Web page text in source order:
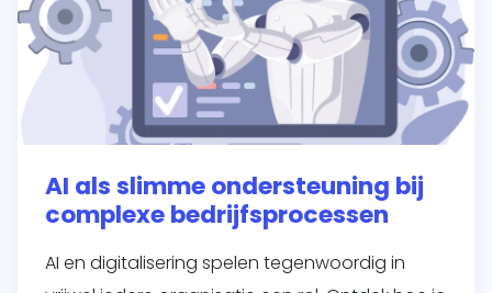
AI als slimme ondersteuning bij
complexe bedrijfsprocessen
AI en digitalisering spelen tegenwoordig in